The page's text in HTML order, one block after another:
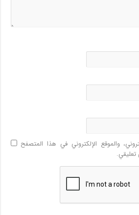
والموقع الإلكتروني في هذا المتصفح
تعليقي.